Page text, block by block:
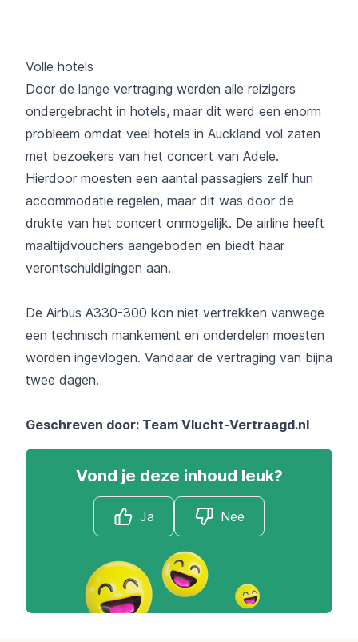
Volle hotels
Door de lange vertraging werden alle reizigers
ondergebracht in hotels, maar dit werd een enorm
probleem omdat veel hotels in Auckland vol zaten
met bezoekers van het concert van Adele.
Hierdoor moesten een aantal passagiers zelf hun
accommodatie regelen, maar dit was door de
drukte van het concert onmogelijk. De airline heeft
maaltijdvouchers aangeboden en biedt haar
verontschuldigingen aan.
De Airbus A330-300 kon niet vertrekken vanwege
een technisch mankement en onderdelen moesten
worden ingevlogen. Vandaar de vertraging van bijna
twee dagen.
Geschreven door: Team Vlucht-Vertraagd.nl
Vond je deze inhoud leuk?
Ja Nee